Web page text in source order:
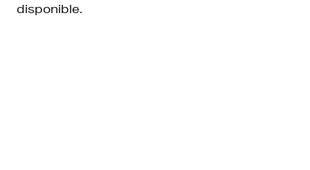
disponible.